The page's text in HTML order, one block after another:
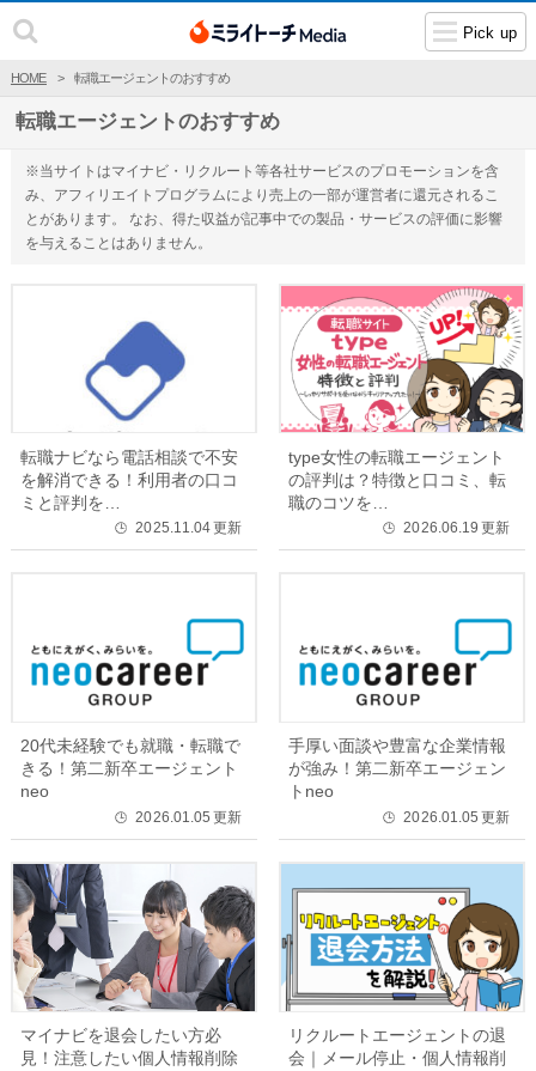
Pick up
HOME 転職エージェントのおすすめ
転職エージェントのおすすめ
※当サイトはマイナビ・リクルート等各社サービスのプロモーションを含
み、アフィリエイトプログラムにより売上の一部が運営者に還元されるこ
とがあります。 なお、得た収益が記事中での製品・サービスの評価に影響
を与えることはありません。
転職ナビなら電話相談で不安
を解消できる！利用者の口コ
ミと評判を…
🕒 2025.11.04更新
type女性の転職エージェント
の評判は？特徴と口コミ、転
職のコツを…
🕒 2026.06.19 更新
20代未経験でも就職・転職で
きる！第二新卒エージェント
neo
🕒 2026.01.05 更新
手厚い面談や豊富な企業情報
が強み！第二新卒エージェン
トneo
🕒 2026.01.05 更新
マイナビを退会したい方必
見！注意したい個人情報削除
リクルートエージェントの退
会｜メール停止・個人情報削